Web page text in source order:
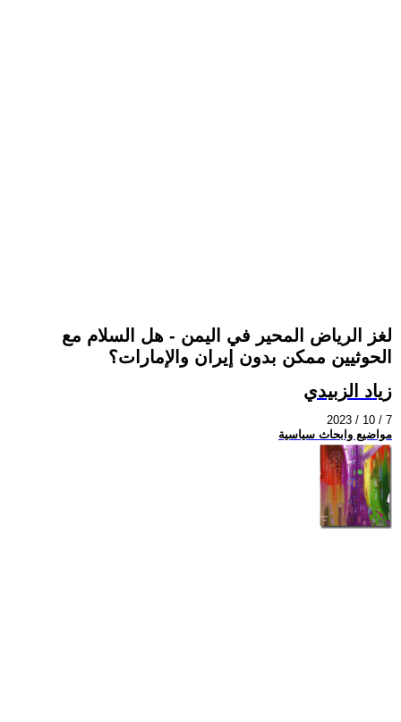
لغز الرياض المحير في اليمن - هل السلام مع
الحوثيين ممكن بدون إيران والإمارات؟
زياد الزبيدي
2023 / 10 / 7
مواضيع وابحاث سياسية